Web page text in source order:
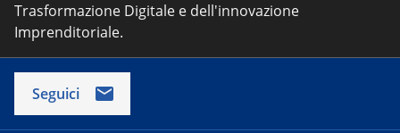
Trasformazione Digitale e dell'innovazione
Imprenditoriale.
Seguici